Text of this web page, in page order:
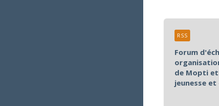
Forum
de Mopti
jeunesse
RSS